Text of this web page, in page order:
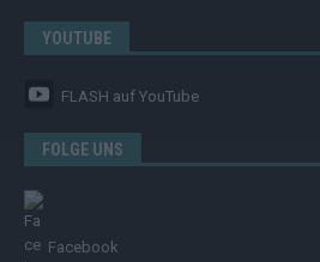
YOUTUBE
FLASH auf YouTube
FOLGE UNS
Facebook